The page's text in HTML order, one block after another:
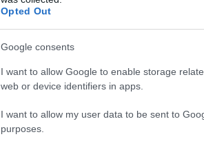
Opted Out
Google consents
I want to allow Google to enable storage
web or device identifiers in apps.
I want to allow my user data to be sent to
purposes.